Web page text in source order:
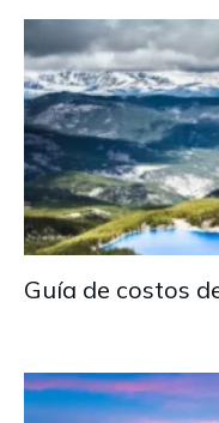
Guía de costos